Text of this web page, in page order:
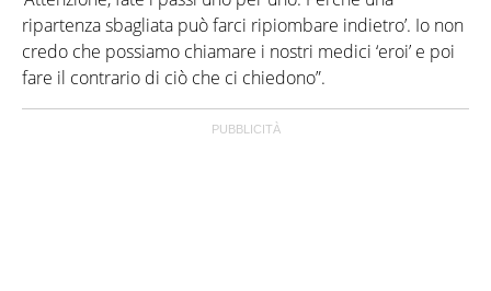
ripartenza sbagliata può farci ripiombare indietro’. Io non
credo che possiamo chiamare i nostri medici ‘eroi’ e poi
fare il contrario di ciò che ci chiedono”.